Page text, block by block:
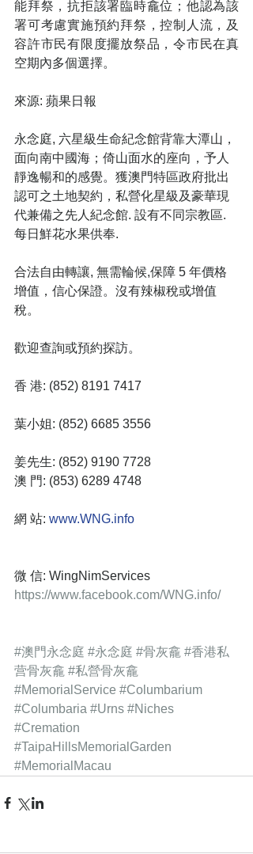
能拜祭，抗拒該署臨時龕位；他認為該
署可考慮實施預約拜祭，控制人流，及
容許市民有限度擺放祭品，令市民在真
空期內多個選擇。
來源: 蘋果日報
永念庭, 六星級生命紀念館背靠大潭山，
面向南中國海；倚山面水的座向，予人
靜逸暢和的感覺。獲澳門特區政府批出
認可之土地契約，私營化星級及豪華現
代兼備之先人紀念館. 設有不同宗教區.
每日鮮花水果供奉.
合法自由轉讓, 無需輪候,保障 5 年價格
增值，信心保證。沒有辣椒稅或增值
稅。
歡迎查詢或預約探訪。
香 港: (852) 8191 7417
葉小姐: (852) 6685 3556
姜先生: (852) 9190 7728
澳 門: (853) 6289 4748
網 站: www.WNG.info
微 信: WingNimServices
https://www.facebook.com/WNG.info/​
#澳門永念庭 #永念庭 #骨灰龕 #香港私
营骨灰龕 #私營骨灰龕
#MemorialService #Columbarium
#Columbaria #Urns #Niches
#Cremation
#TaipaHillsMemorialGarden
#MemorialMacau